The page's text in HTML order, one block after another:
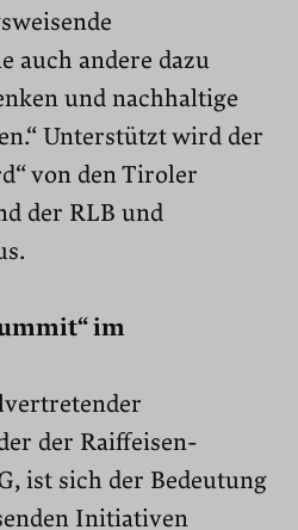
auch andere dazu
und nachhaltige
Unterstützt wird der
von den Tiroler
der RLB und
im
der Raiffeisen-
, ist sich der Bedeutung
Initiativen